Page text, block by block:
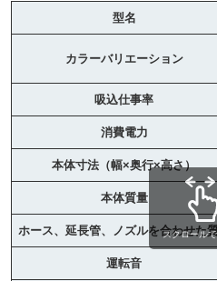
型名
カラーバリエーション
吸込仕事率
消費電力
本体寸法（幅×奥行×高さ）
本体質量
ホース、延長管、ノズルを合わせた
運転音
スクロール